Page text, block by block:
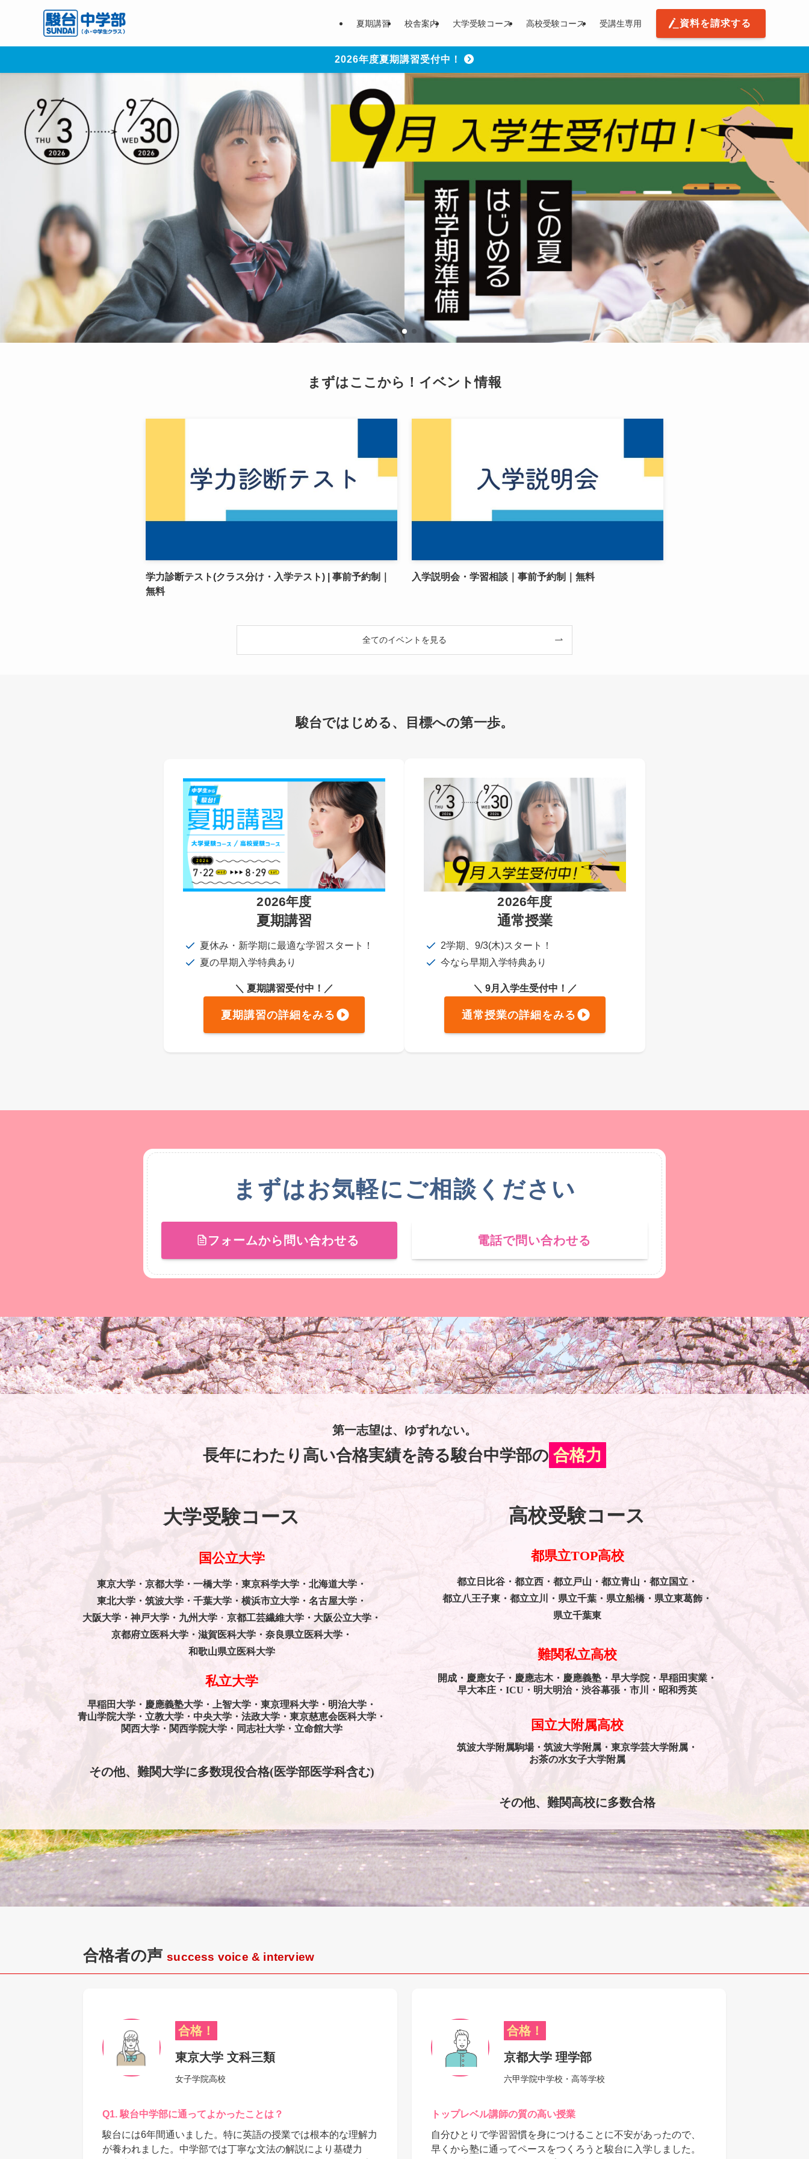
夏期講習 校舎案内 大学受験コース 高校受験コース 受講生専用 資料を請求する
2026年度夏期講習受付中！
まずはここから！イベント情報
学力診断テスト(クラス分け・入学テスト) | 事前予約制｜
無料
入学説明会・学習相談｜事前予約制｜無料
全てのイベントを見る
駿台ではじめる、 目標への第一歩。
2026年度
夏期講習
夏休み・新学期に最適な学習スタート！
夏の早期入学特典あり
＼ 夏期講習受付中！／
夏期講習の詳細をみる
2026年度
通常授業
2学期、9/3(木)スタート！
今なら早期入学特典あり
＼ 9月入学生受付中！／
通常授業の詳細をみる
まずはお気軽にご相談ください
フォームから問い合わせる 電話で問い合わせる
第一志望は、ゆずれない。
長年にわたり高い合格実績を誇る駿台中学部の 合格力
大学受験コース
国公立大学
東京大学・ 京都大学・一橋大学・東京科学大学・ 北海道大学・
東北大学・筑波大学・千葉大学・ 横浜市立大学・名古屋大学・
大阪大学・神戸大学・九州大学 ・ 京都工芸繊維大学・ 大阪公立大学・
京都府立医科大学・ 滋賀医科大学・奈良県立医科大学・
和歌山県立医科大学
私立大学
早稲田大学・慶應義塾大学・上智大学・ 東京理科大学・明治大学・
青山学院大学・ 立教大学・中央大学・法政大学・ 東京慈恵会医科大学・
関西大学・関西学院大学・同志社大学・立命館大学
その他、難関大学に多数現役合格(医学部医学科含む)
高校受験コース
都県立TOP高校
都立日比谷・都立西・都立戸山・都立青山・ 都立国立・
都立八王子東・都立立川・県立千葉・ 県立船橋・県立東葛飾・
県立千葉東
難関私立高校
開成・慶應女子・慶應志木・慶應義塾・ 早大学院・早稲田実業・
早大本庄・ICU・ 明大明治・渋谷幕張・市川・昭和秀英
国立大附属高校
筑波大学附属駒場・筑波大学附属・ 東京学芸大学附属・
お茶の水女子大学附属
その他、難関高校に多数合格
合格者の声success voice & interview
合格！
東京大学 文科三類
女子学院高校
Q1. 駿台中学部に通ってよかったことは？
駿台には6年間通いました。特に英語の授業では根本的な理解力
が養われました。中学部では丁寧な文法の解説により基礎力
合格！
京都大学 理学部
六甲学院中学校・高等学校
トップレベル講師の質の高い授業
自分ひとりで学習習慣を身につけることに不安があったので、
早くから塾に通ってペースをつくろうと駿台に入学しました。